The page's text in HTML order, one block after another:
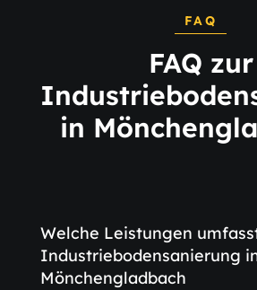
FAQ
FAQ zur
in
Welche Leistungen
Industriebodensanierung
Mönchengladbach